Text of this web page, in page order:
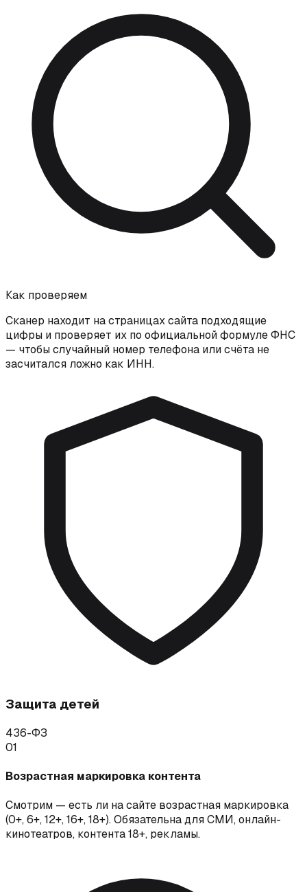
Как проверяем
Сканер находит на страницах сайта подходящие
цифры и проверяет их по официальной формуле ФНС
— чтобы случайный номер телефона или счёта не
засчитался ложно как ИНН.
Защита детей
436-ФЗ
01
Возрастная маркировка контента
Смотрим — есть ли на сайте возрастная маркировка
(0+, 6+, 12+, 16+, 18+). Обязательна для СМИ, онлайн-
кинотеатров, контента 18+, рекламы.